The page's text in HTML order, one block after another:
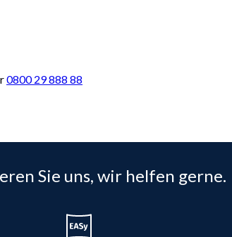
0800 29 888 88
Sie uns, wir helfen gerne.